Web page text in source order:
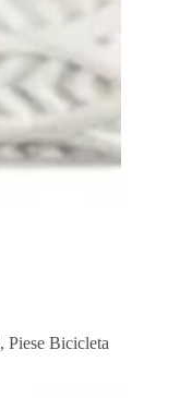
, Piese Bicicleta